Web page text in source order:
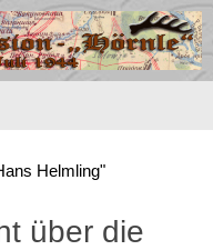
Helmling"
über die